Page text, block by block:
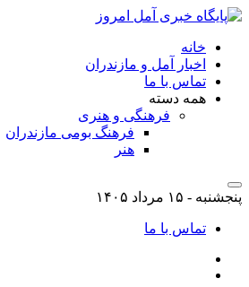
خانه
اخبار آمل و مازندران
تماس با ما
همه دسته
فرهنگی و هنری
فرهنگ بومی مازندران
هنر
پنجشنبه - ۱۵ مرداد ۱۴۰۵
تماس با ما